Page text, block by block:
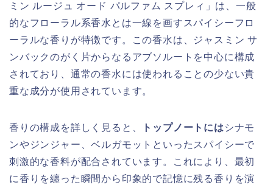
ミン ルージュ オード パルファム スプレィ」は、一般
的なフローラル系香水とは一線を画すスパイシーフロ
ーラルな香りが特徴です。この香水は、ジャスミン サ
ンバックのがく片からなるアブソルートを中心に構成
されており、通常の香水には使われることの少ない貴
重な成分が使用されています。
香りの構成を詳しく見ると、 トップノートには シナモ
ンやジンジャー、ベルガモットといったスパイシーで
刺激的な香料が配合されています。これにより、最初
に香りを纏った瞬間から印象的で記憶に残る香りを演